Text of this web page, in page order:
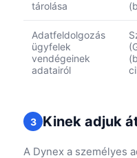
tárolása
Adatfeldolgozás
ügyfelek
vendégeinek
adatairól
3 Kinek adjuk
A Dynex a személyes